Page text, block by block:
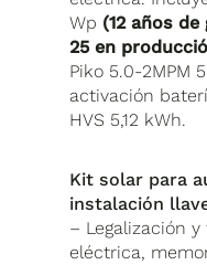
Wp (12 años
25 en
Piko 5.0-2MPM
activación
HVS 5,12 kWh.
Kit solar para
instalación
– Legalización
eléctrica,